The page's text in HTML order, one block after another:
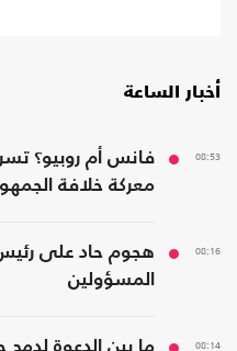
أخبار الساعة
08:53
فانس أم روبيو؟
معركة خلافة
08:16
المسؤولين
08:14
ما بين الدعوة